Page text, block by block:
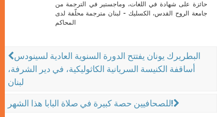
حائزة على شهادة في اللغات، وماجستير في الترجمة من
جامعة الروح القدس، الكسليك - لبنان مترجمة محلّفة لدى
المحاكم
البطريرك يونان يفتتح الدورة السنوية العادية لسينودس
أساقفة الكنيسة السريانية الكاثوليكية، في دير الشرفة،
لبنان
للصحافيين حصة كبيرة في صلاة البابا هذا الشهر!